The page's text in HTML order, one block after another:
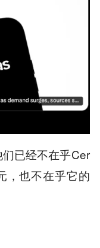
已经不在乎Cer
，也不在乎它的